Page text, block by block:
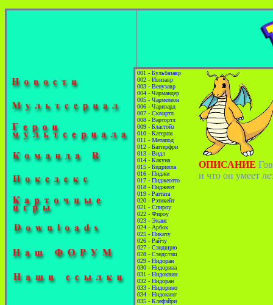
001 - Бульбазавр
002 - Ивизавр
003 - Венузавр
004 - Чармандер
005 - Чармелеон
006 - Чаризард
007 - Сквиртл
008 - Вартортл
009 - Бластойз
010 - Катерпи
011 - Метапод
012 - Баттерфри
013 - Видл
014 - Какуна
015 - Бидрилла
016 - Пиджи
017 - Пиджеотто
018 - Пиджеот
019 - Раттата
020 - Рэтикейт
021 - Спироу
022 - Фироу
023 - Эканс
024 - Арбок
025 - Пикачу
026 - Райчу
027 - Сэндшрю
028 - Сэндслэш
029 - Нидоран
030 - Нидорина
031 - Нидоквин
032 - Нидоран
033 - Нидорино
034 - Нидокинг
035 - Клефэйри
ОПИСАНИЕ
и что он умеет